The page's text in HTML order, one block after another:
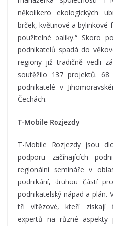
několikero ekologických
brček, květinové a bylinkové
použitelné balíky.“ Skoro
podnikatelů spadá do
regiony již tradičně vedli
soutěžilo 137 projektů. 68
podnikatelé v
Čechách.
T-Mobile Rozjezdy
T-Mobile Rozjezdy jsou
podporu začínajících
regionální semináře v
podnikání, druhou částí
podnikatelský nápad a plán.
tři vítězové, kteří získají
expertů na různé aspekty